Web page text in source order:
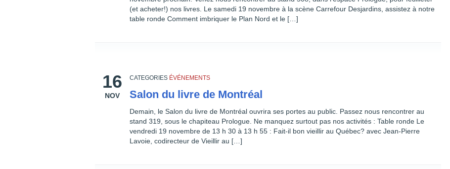
(et acheter!) nos livres. Le samedi 19 novembre à la scène Carrefour Desjardins, assistez à notre
table ronde Comment imbriquer le Plan Nord et le […]
16
NOV
CATEGORIES ÉVÉNEMENTS
Salon du livre de Montréal
Demain, le Salon du livre de Montréal ouvrira ses portes au public. Passez nous rencontrer au
stand 319, sous le chapiteau Prologue. Ne manquez surtout pas nos activités : Table ronde Le
vendredi 19 novembre de 13 h 30 à 13 h 55 : Fait-il bon vieillir au Québec? avec Jean-Pierre
Lavoie, codirecteur de Vieillir au […]